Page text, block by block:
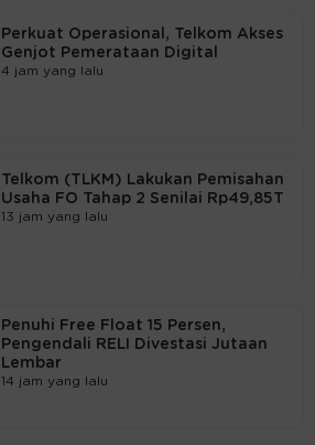
Perkuat Operasional, Telkom Akses
Genjot Pemerataan Digital
4 jam yang lalu
Telkom (TLKM) Lakukan Pemisahan
Usaha FO Tahap 2 Senilai Rp49,85T
13 jam yang lalu
Penuhi Free Float 15 Persen,
Pengendali RELI Divestasi Jutaan
Lembar
14 jam yang lalu